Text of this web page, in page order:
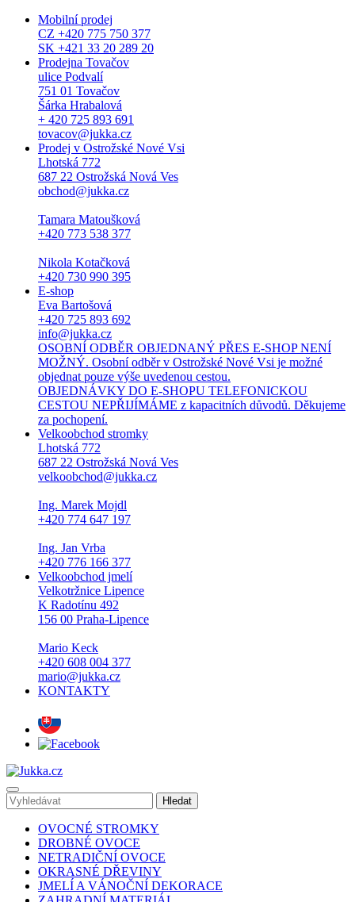
Mobilní prodej
CZ +420 775 750 377
SK +421 33 20 289 20
Prodejna Tovačov
ulice Podvalí
751 01 Tovačov
Šárka Hrabalová
+ 420 725 893 691
tovacov@jukka.cz
Prodej v Ostrožské Nové Vsi
Lhotská 772
687 22 Ostrožská Nová Ves
obchod@jukka.cz
Tamara Matoušková
+420 773 538 377
Nikola Kotačková
+420 730 990 395
E-shop
Eva Bartošová
+420 725 893 692
info@jukka.cz
OSOBNÍ ODBĚR OBJEDNANÝ PŘES E-SHOP NENÍ
MOŽNÝ. Osobní odběr v Ostrožské Nové Vsi je možné
objednat pouze výše uvedenou cestou.
OBJEDNÁVKY DO E-SHOPU TELEFONICKOU
CESTOU NEPŘIJÍMÁME z kapacitních důvodů. Děkujeme
za pochopení.
Velkoobchod stromky
Lhotská 772
687 22 Ostrožská Nová Ves
velkoobchod@jukka.cz
Ing. Marek Mojdl
+420 774 647 197
Ing. Jan Vrba
+420 776 166 377
Velkoobchod jmelí
Velkotržnice Lipence
K Radotínu 492
156 00 Praha-Lipence
Mario Keck
+420 608 004 377
mario@jukka.cz
KONTAKTY
OVOCNÉ STROMKY
DROBNÉ OVOCE
NETRADIČNÍ OVOCE
OKRASNÉ DŘEVINY
JMELÍ A VÁNOČNÍ DEKORACE